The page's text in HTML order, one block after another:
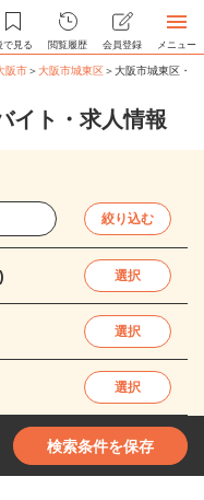
で見る 閲覧履歴 会員登録 メニュー
阪市＞大阪市城東区＞大阪市城東区・
イト・求人情報
絞り込む
選択
選択
選択
検索条件を保存